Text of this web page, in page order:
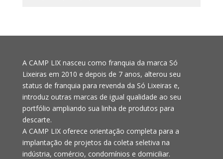
A CAMP LIX nasceu como franquia da marca Só
Lixeiras em 2010 e depois de 7 anos, alterou seu
status de franquia para revenda da Só Lixeiras e,
introduz outras marcas de igual qualidade ao seu
portfólio ampliando sua linha de produtos para
descarte.
A CAMP LIX oferece orientação completa para a
implantação de projetos da coleta seletiva na
indústria, comércio, condomínios e domiciliar.